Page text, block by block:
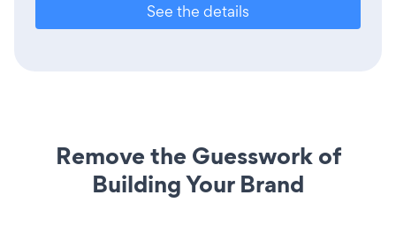
See the details
Remove the Guesswork of
Building Your Brand